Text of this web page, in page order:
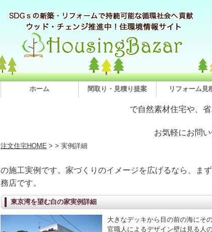
ホーム 間取り・見積り提案 リフォーム見
で自然素材住宅や、
お気軽にお問
注文住宅HOME > > 実例詳細
の施工実例です。家づくりのイメージを広げるなら、ま
務店です。
東京湾を望む白の家実例詳細
大きなデッキから目の前の海にそ
官職人によるデザイン壁は見る人